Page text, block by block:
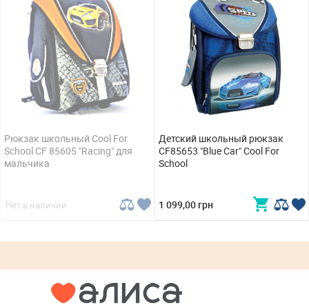
Рюкзак школьный Cool For
School CF 85605 "Racing" для
мальчика
Нет в наличии
Детский школьный рюкзак
CF85653 "Blue Car" Cool For
School
1 099,00 грн